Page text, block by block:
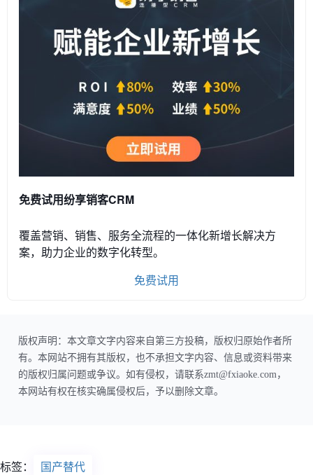
免费试用纷享销客CRM
覆盖营销、销售、服务全流程的一体化新增长解决方
案，助力企业的数字化转型。
免费试用
版权声明：本文章文字内容来自第三方投稿，版权归原始作者所
有。本网站不拥有其版权，也不承担文字内容、信息或资料带来
的版权归属问题或争议。如有侵权，请联系zmt@fxiaoke.com，
本网站有权在核实确属侵权后，予以删除文章。
标签： 国产替代